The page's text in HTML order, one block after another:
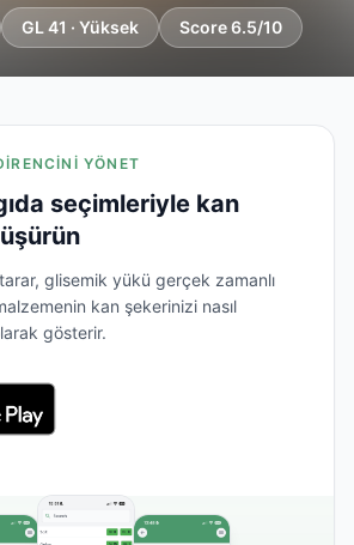
GL 41 · Yüksek Score 6.5/10
YÖNET
seçimleriyle kan
glisemik yükü gerçek zamanlı
kan şekerinizi nasıl
gösterir.